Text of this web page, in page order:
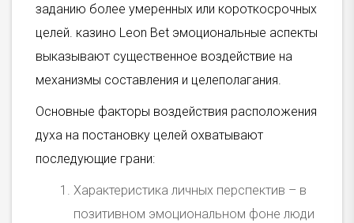
заданию более умеренных или короткосрочных
целей. казино Leon Bet эмоциональные аспекты
выказывают существенное воздействие на
механизмы составления и целеполагания.
Основные факторы воздействия расположения
духа на постановку целей охватывают
последующие грани:
Характеристика личных перспектив – в
позитивном эмоциональном фоне люди